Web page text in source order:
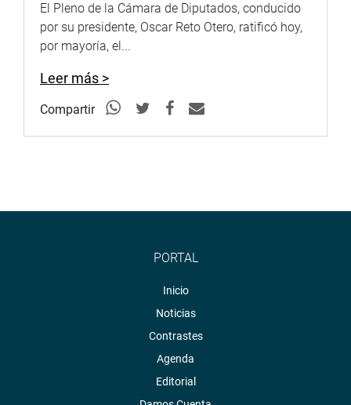
El Pleno de la Cámara de Diputados, conducido
por su presidente, Oscar Reto Otero, ratificó hoy,
por mayoría, el...
Leer más >
Compartir
PORTAL
Inicio
Noticias
Contrastes
Agenda
Editorial